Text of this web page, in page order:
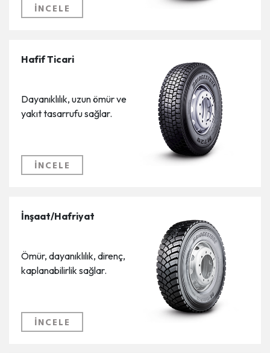
İNCELE
Hafif Ticari
Dayanıklılık, uzun ömür ve
yakıt tasarrufu sağlar.
İNCELE
İnşaat/Hafriyat
Ömür, dayanıklılık, direnç,
kaplanabilirlik sağlar.
İNCELE